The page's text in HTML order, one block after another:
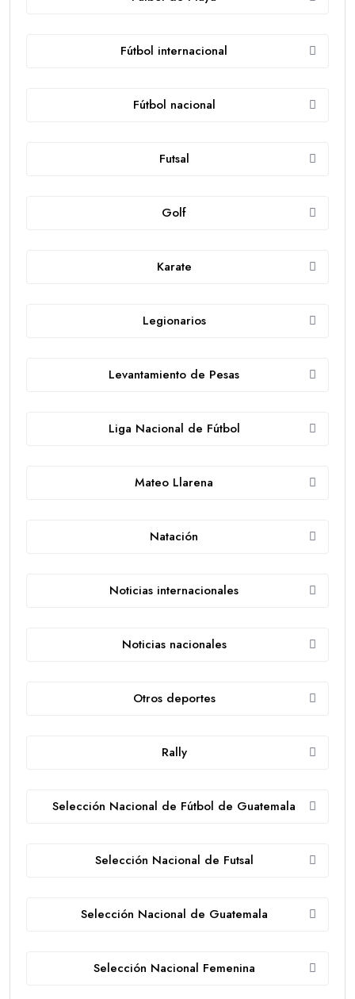
Fútbol internacional
Fútbol nacional
Futsal
Golf
Karate
Legionarios
Levantamiento de Pesas
Liga Nacional de Fútbol
Mateo Llarena
Natación
Noticias internacionales
Noticias nacionales
Otros deportes
Rally
Selección Nacional de Fútbol de Guatemala
Selección Nacional de Futsal
Selección Nacional de Guatemala
Selección Nacional Femenina